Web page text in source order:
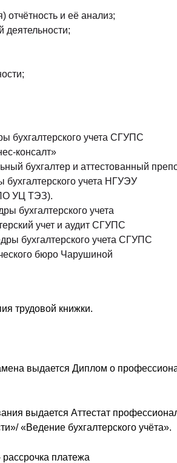
отчётность и её анализ;
деятельности;
бухгалтерского учета СГУПС
консалт»
бухгалтер и аттестованный
учета НГУЭУ
УЦ ТЭЗ).
бухгалтерского учета
учет и аудит СГУПС
бухгалтерского учета СГУПС
бюро Чарушиной
трудовой книжки.
выдается Диплом о
выдается Аттестат
«Ведение бухгалтерского учёта».
платежа